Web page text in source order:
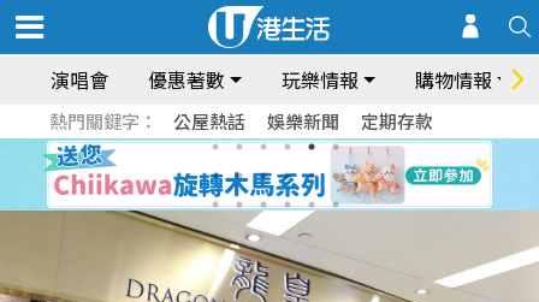
演唱會 優惠著數 玩樂情報 購物情報
熱門關鍵字： 公屋熱話 娛樂新聞 定期存款